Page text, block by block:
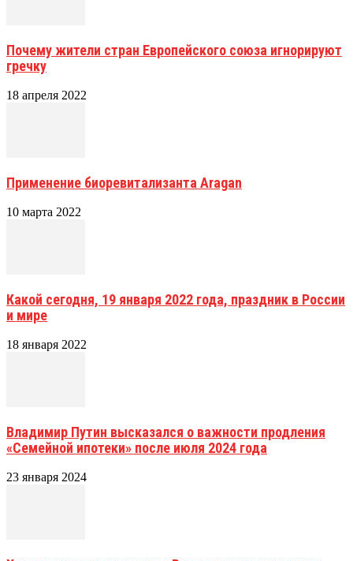
Почему жители стран Европейского союза игнорируют
гречку
18 апреля 2022
Применение биоревитализанта Aragan
10 марта 2022
Какой сегодня, 19 января 2022 года, праздник в России
и мире
18 января 2022
Владимир Путин высказался о важности продления
«Семейной ипотеки» после июля 2024 года
23 января 2024